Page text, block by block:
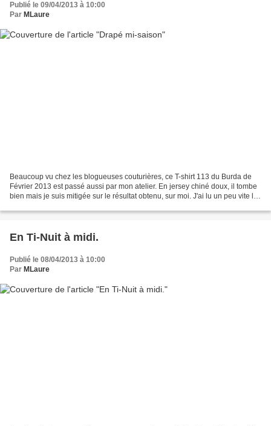
Publié le 09/04/2013 à 10:00
Par MLaure
Beaucoup vu chez les blogueuses couturières, ce T-shirt 113 du Burda de
Février 2013 est passé aussi par mon atelier. En jersey chiné doux, il tombe
bien mais je suis mitigée sur le résultat obtenu, sur moi. J'ai lu un peu vite les
En Ti-Nuit à midi.
Publié le 08/04/2013 à 10:00
Par MLaure